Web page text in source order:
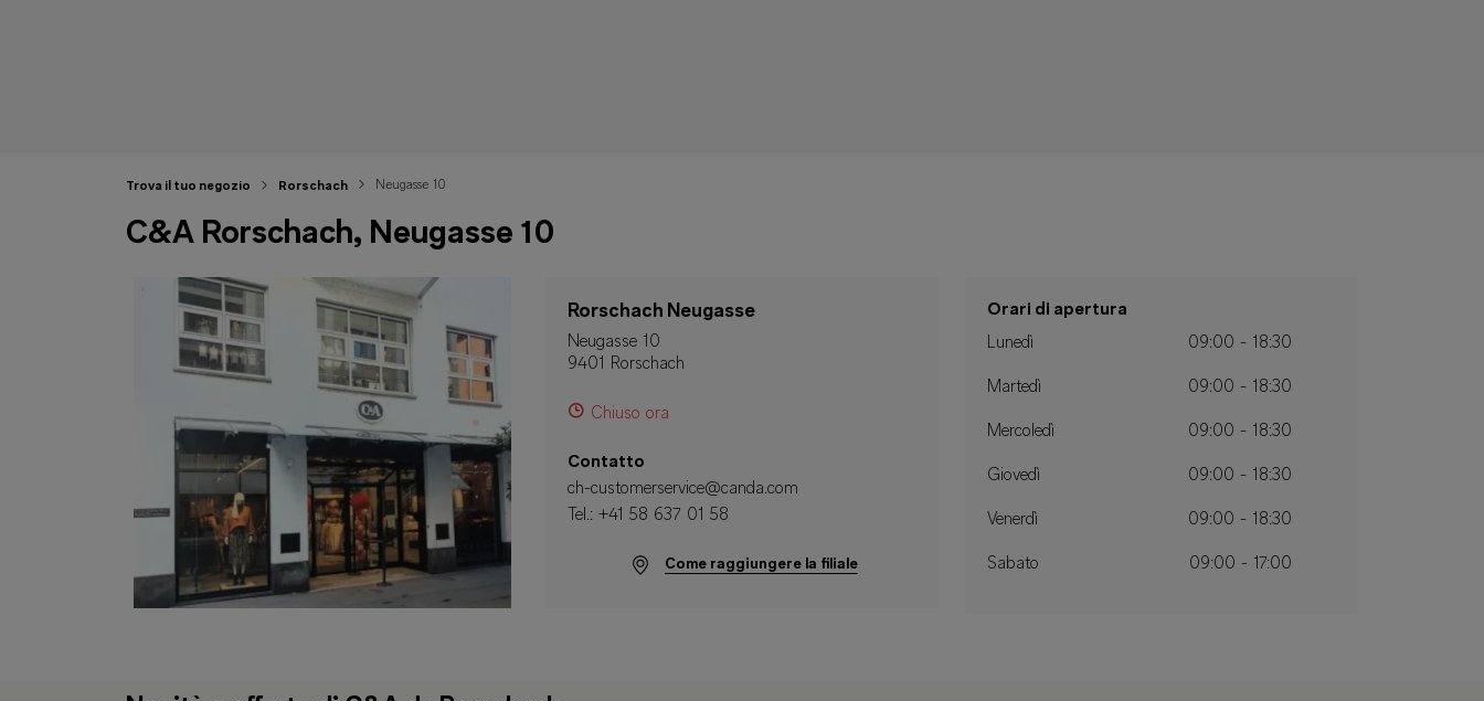
Trova il tuo negozio Rorschach Neugasse 10
C&A Rorschach, Neugasse 10
Rorschach Neugasse
Neugasse 10
9401 Rorschach
Chiuso ora
Contatto
ch-customerservice@canda.com
Tel.: +41 58 637 01 58
Come raggiungere la filiale
Orari di apertura
Lunedì
09:00 - 18:30
Martedì 09:00 - 18:30
Mercoledì 09:00 - 18:30
Giovedì 09:00 - 18:30
Venerdì 09:00 - 18:30
Sabato 09:00 - 17:00